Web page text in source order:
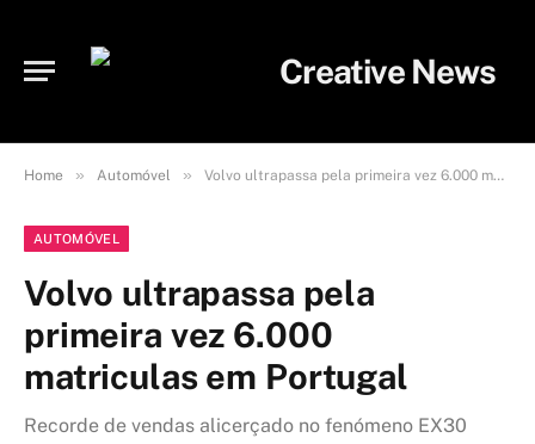
Home » Automóvel » Volvo ultrapassa pela primeira vez 6.000 matriculas em Portugal
AUTOMÓVEL
Volvo ultrapassa pela
primeira vez 6.000
matriculas em Portugal
Recorde de vendas alicerçado no fenómeno EX30